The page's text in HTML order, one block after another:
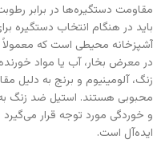
مقاومت دستگیره‌ها در برابر
باید در هنگام انتخاب دستگیره
آشپزخانه محیطی است که
در معرض بخار، آب یا مواد
زنگ، آلومینیوم و برنج به دلیل
محبوبی هستند. استیل ضد زنگ به
و خوردگی مورد توجه قرار می‌گیرد
ایده‌آل است.